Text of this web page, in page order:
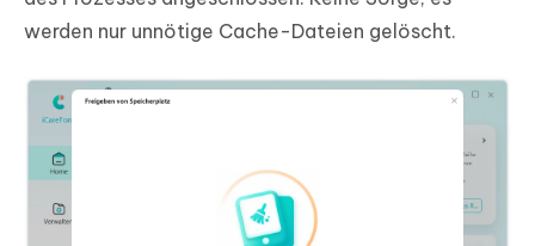
werden nur unnötige Cache-Dateien gelöscht.